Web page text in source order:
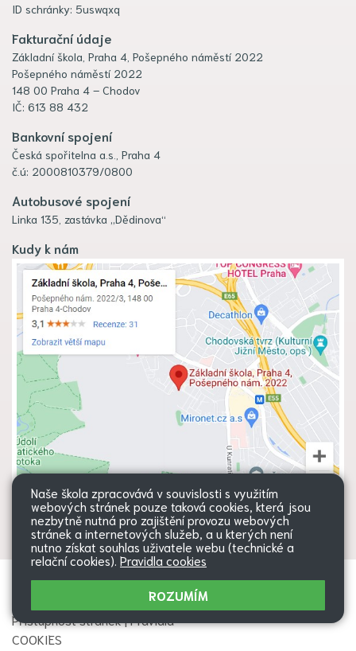
ID schránky: 5uswqxq
Fakturační údaje
Základní škola, Praha 4, Pošepného náměstí 2022
Pošepného náměstí 2022
148 00 Praha 4 – Chodov
IČ: 613 88 432
Bankovní spojení
Česká spořitelna a.s., Praha 4
č.ú: 2000810379/0800
Autobusové spojení
Linka 135, zastávka „Dědinova“
Kudy k nám
Všechna práva vyhrazena. Copyright
|Přihlásit|
Přístupnost stránek|Pravidla
COOKIES
Web školy
Naše škola zpracovává v souvislosti s využitím
webových stránek pouze taková cookies, která jsou
nezbytně nutná pro zajištění provozu webových
stránek a internetových služeb, a u kterých není
nutno získat souhlas uživatele webu (technické a
relační cookies). Pravidla cookies
ROZUMÍM